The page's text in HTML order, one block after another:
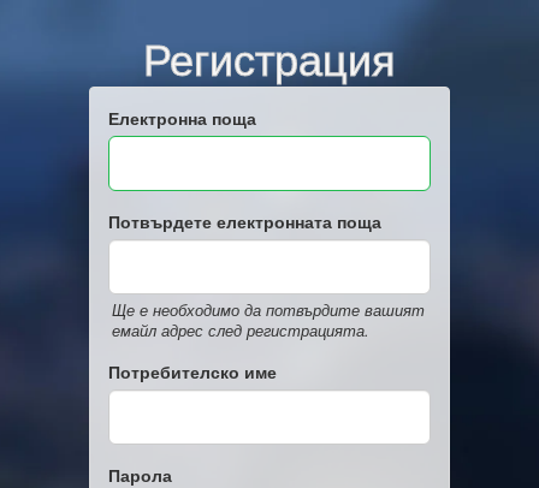
Регистрация
Електронна поща
Потвърдете електронната поща
Ще е необходимо да потвърдите вашият
емайл адрес след регистрацията.
Потребителско име
Парола